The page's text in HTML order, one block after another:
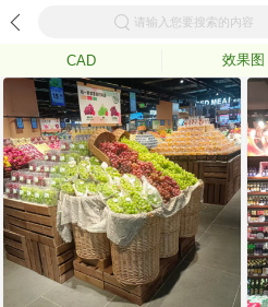
请输入您要搜索的内容
CAD 效果图